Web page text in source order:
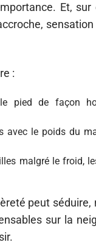
Et,
:
pied de façon
avec le poids du
malgré le froid,
peut
sur la